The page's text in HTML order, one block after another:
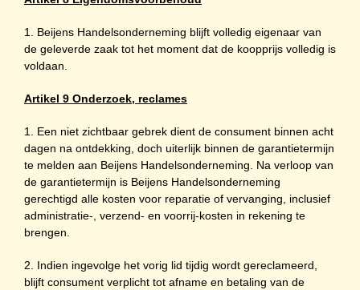
1. Beijens Handelsonderneming blijft volledig eigenaar van
de geleverde zaak tot het moment dat de koopprijs volledig is
voldaan.
Artikel 9 Onderzoek, reclames
1. Een niet zichtbaar gebrek dient de consument binnen acht
dagen na ontdekking, doch uiterlijk binnen de garantietermijn
te melden aan Beijens Handelsonderneming. Na verloop van
de garantietermijn is Beijens Handelsonderneming
gerechtigd alle kosten voor reparatie of vervanging, inclusief
administratie-, verzend- en voorrij-kosten in rekening te
brengen.
2. Indien ingevolge het vorig lid tijdig wordt gereclameerd,
blijft consument verplicht tot afname en betaling van de